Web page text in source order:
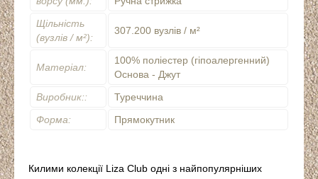
Щільність
(вузлів / м²):
307.200 вузлів / м²
Матеріал:
100% поліестер (гіпоалергенний)
Основа - Джут
Виробник::
Туреччина
Форма:
Прямокутник
Килими колекції Liza Club одні з найпопулярніших